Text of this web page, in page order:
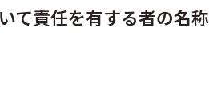
て責任を有する者の名称